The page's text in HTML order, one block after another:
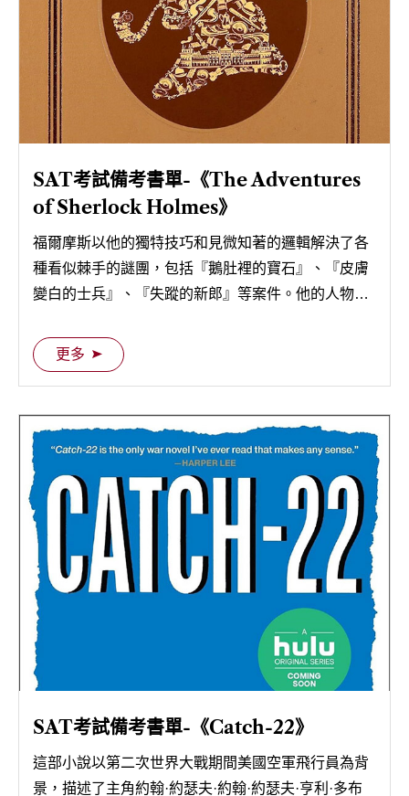
SAT考試備考書單-《The Adventures
of Sherlock Holmes》
福爾摩斯以他的獨特技巧和見微知著的邏輯解決了各
種看似棘手的謎團，包括『鵝肚裡的寶石』、『皮膚
變白的士兵』、『失蹤的新郎』等案件。他的人物形
世偵探作家和作品。
更多
SAT考試備考書單-《Catch-22》
這部小說以第二次世界大戰期間美國空軍飛行員為背
景，描述了主角約翰·約瑟夫·約翰·約瑟夫·亨利·多布